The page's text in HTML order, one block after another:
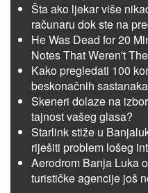
Šta ako ljekar više
računaru dok ste na
He Was Dead for 20
Notes That Weren't
Kako pregledati 100
beskonačnih sastanaka
Skeneri dolaze na
tajnost vašeg glasa?
Starlink stiže u
riješiti problem lošeg
Aerodrom Banja Luka
turističke agencije još